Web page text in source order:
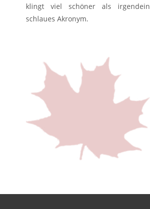
klingt viel schöner als irgendein
schlaues Akronym.